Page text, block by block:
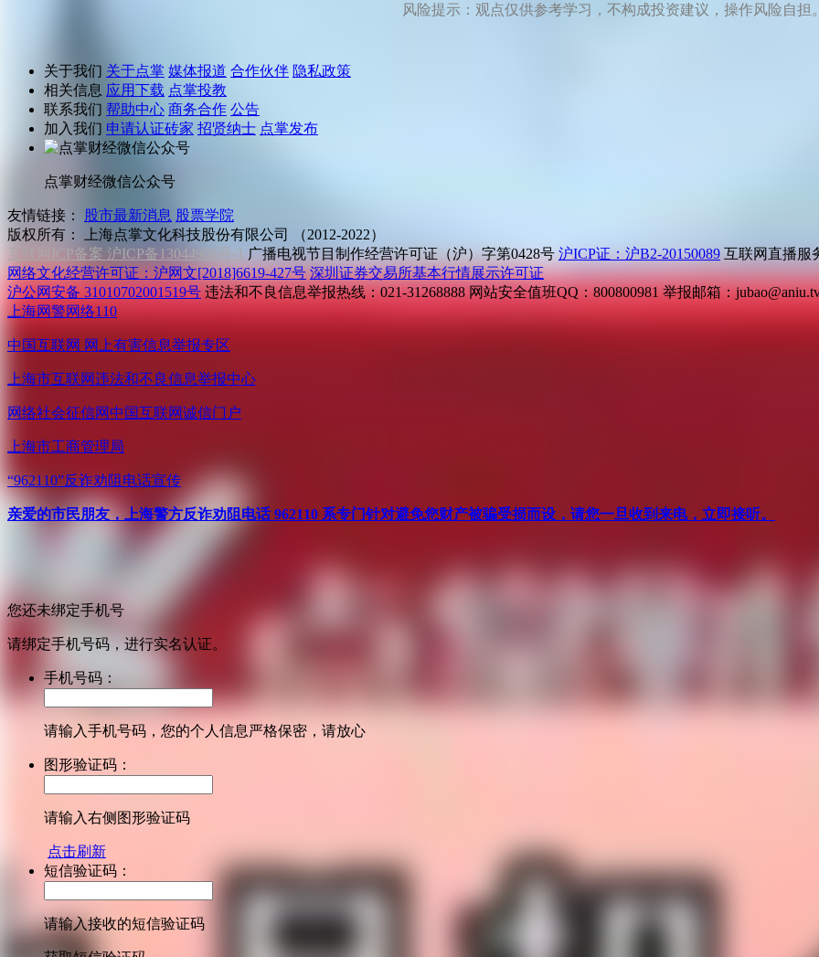
风险提示：观点仅供参考学习，不构成投资建议，操作风险自担
关于我们 关于点掌 媒体报道 合作伙伴 隐私政策
相关信息 应用下载 点掌投教
联系我们 帮助中心 商务合作 公告
加入我们 申请认证砖家 招贤纳士 点掌发布
点掌财经微信公众号
友情链接： 股市最新消息 股票学院
版权所有：
上海点掌文化科技股份有限公司 （2012-2022）
互联网ICP备案 沪ICP备13044908号-1 广播电视节目制作经营许可证（沪）字第0428号 沪ICP证：沪B2-20150089 互联网直播服
网络文化经营许可证：沪网文[2018]6619-427号 深圳证券交易所基本行情展示许可证
沪公网安备 31010702001519号 违法和不良信息举报热线：021-31268888 网站安全值班QQ：800800981 举报邮箱：
上海网警网络110
中国互联网 网上有害信息举报专区
上海市互联网违法和不良信息举报中心
网络社会征信网 中国互联网诚信门户
上海市工商管理局
“962110”反诈劝阻电话宣传
亲爱的市民朋友，上海警方反诈劝阻电话 962110 系专门针对避免您财产被骗受损而设，请您一旦收到来电，立即接听。
您还未绑定手机号
请绑定手机号码，进行实名认证。
手机号码：
请输入手机号码，您的个人信息严格保密，请放心
图形验证码：
请输入右侧图形验证码
点击刷新
短信验证码：
请输入接收的短信验证码